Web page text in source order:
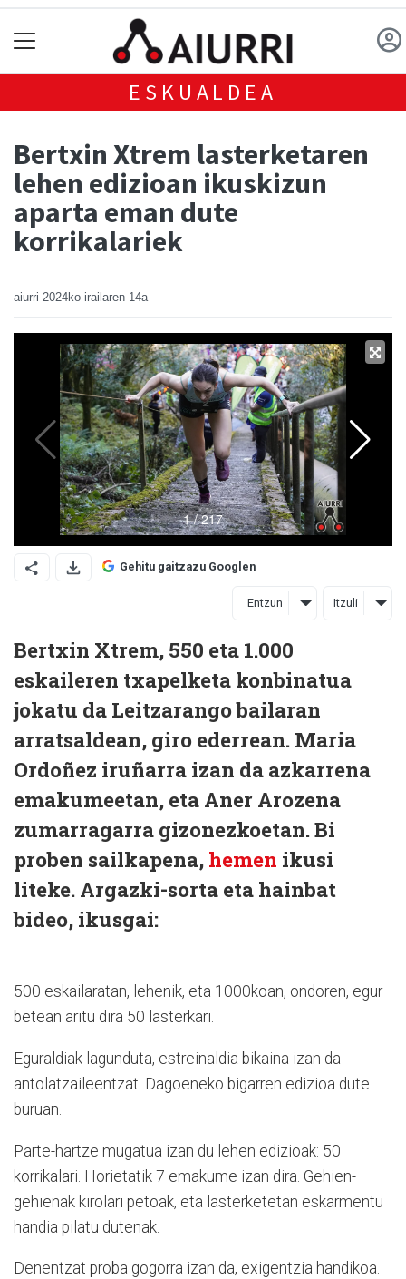
ESKUALDEA
Bertxin Xtrem lasterketaren
lehen edizioan ikuskizun
aparta eman dute
korrikalariek
aiurri 2024ko irailaren 14a
Gehitu gaitzazu Googlen
Entzun Itzuli
Bertxin Xtrem, 550 eta 1.000
eskaileren txapelketa konbinatua
jokatu da Leitzarango bailaran
arratsaldean, giro ederrean. Maria
Ordoñez iruñarra izan da azkarrena
emakumeetan, eta Aner Arozena
zumarragarra gizonezkoetan. Bi
proben sailkapena, hemen ikusi
liteke. Argazki-sorta eta hainbat
bideo, ikusgai:
500 eskailaratan, lehenik, eta 1000koan, ondoren, egur
betean aritu dira 50 lasterkari.
Eguraldiak lagunduta, estreinaldia bikaina izan da
antolatzaileentzat. Dagoeneko bigarren edizioa dute
buruan.
Parte-hartze mugatua izan du lehen edizioak: 50
korrikalari. Horietatik 7 emakume izan dira. Gehien-
gehienak kirolari petoak, eta lasterketetan eskarmentu
handia pilatu dutenak.
Denentzat proba gogorra izan da, exigentzia handikoa.